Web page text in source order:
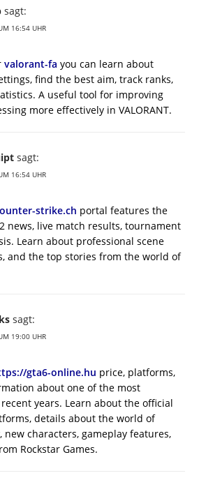
sagt:
16:54 UHR
valorant-fa you can learn about
find the best aim, track ranks,
A useful tool for improving
more effectively in VALORANT.
sagt:
16:54 UHR
strike.ch portal features the
news, live match results, tournament
Learn about professional scene
and the top stories from the world of
sagt:
19:00 UHR
gta6-online.hu price, platforms,
about one of the most
years. Learn about the official
details about the world of
new characters, gameplay features,
Rockstar Games.